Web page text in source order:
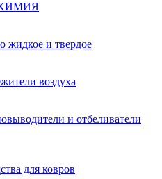
жидкое и твердое
воздуха
и отбеливатели
для ковров